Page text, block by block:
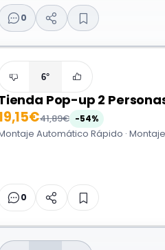
0
6°
Pop-up 2
41,89€ -54%
Automático Rápido ·
0